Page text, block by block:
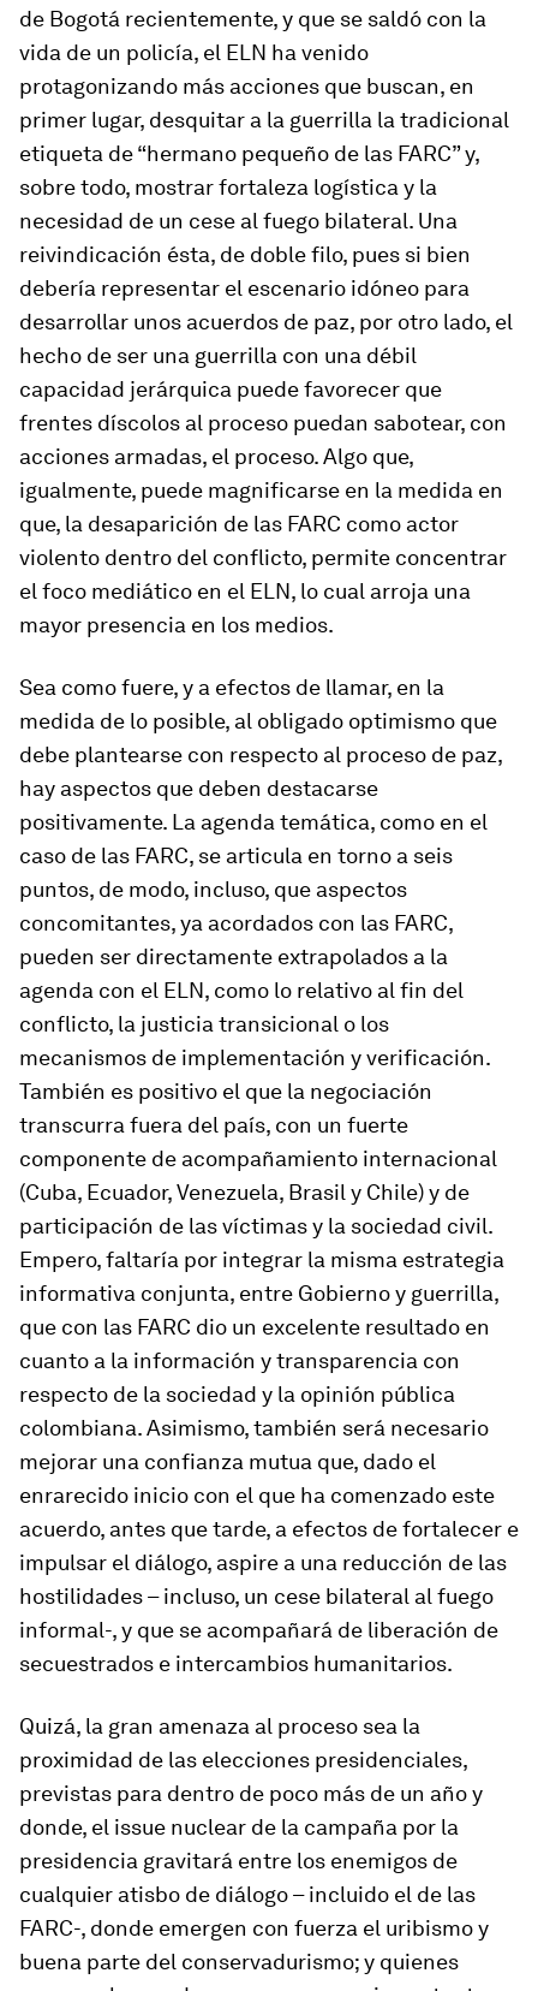
de Bogotá recientemente, y que se saldó con la
vida de un policía, el ELN ha venido
protagonizando más acciones que buscan, en
primer lugar, desquitar a la guerrilla la tradicional
etiqueta de “hermano pequeño de las FARC” y,
sobre todo, mostrar fortaleza logística y la
necesidad de un cese al fuego bilateral. Una
reivindicación ésta, de doble filo, pues si bien
debería representar el escenario idóneo para
desarrollar unos acuerdos de paz, por otro lado, el
hecho de ser una guerrilla con una débil
capacidad jerárquica puede favorecer que
frentes díscolos al proceso puedan sabotear, con
acciones armadas, el proceso. Algo que,
igualmente, puede magnificarse en la medida en
que, la desaparición de las FARC como actor
violento dentro del conflicto, permite concentrar
el foco mediático en el ELN, lo cual arroja una
mayor presencia en los medios.
Sea como fuere, y a efectos de llamar, en la
medida de lo posible, al obligado optimismo que
debe plantearse con respecto al proceso de paz,
hay aspectos que deben destacarse
positivamente. La agenda temática, como en el
caso de las FARC, se articula en torno a seis
puntos, de modo, incluso, que aspectos
concomitantes, ya acordados con las FARC,
pueden ser directamente extrapolados a la
agenda con el ELN, como lo relativo al fin del
conflicto, la justicia transicional o los
mecanismos de implementación y verificación.
También es positivo el que la negociación
transcurra fuera del país, con un fuerte
componente de acompañamiento internacional
(Cuba, Ecuador, Venezuela, Brasil y Chile) y de
participación de las víctimas y la sociedad civil.
Empero, faltaría por integrar la misma estrategia
informativa conjunta, entre Gobierno y guerrilla,
que con las FARC dio un excelente resultado en
cuanto a la información y transparencia con
respecto de la sociedad y la opinión pública
colombiana. Asimismo, también será necesario
mejorar una confianza mutua que, dado el
enrarecido inicio con el que ha comenzado este
acuerdo, antes que tarde, a efectos de fortalecer e
impulsar el diálogo, aspire a una reducción de las
hostilidades – incluso, un cese bilateral al fuego
informal-, y que se acompañará de liberación de
secuestrados e intercambios humanitarios.
Quizá, la gran amenaza al proceso sea la
proximidad de las elecciones presidenciales,
previstas para dentro de poco más de un año y
donde, el issue nuclear de la campaña por la
presidencia gravitará entre los enemigos de
cualquier atisbo de diálogo – incluido el de las
FARC-, donde emergen con fuerza el uribismoy
buena parte del conservadurismo; y quienes